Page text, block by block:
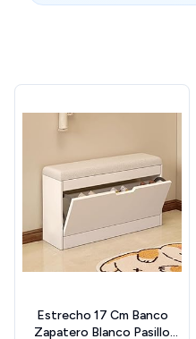
Estrecho 17 Cm Banco
Zapatero Blanco Pasillo